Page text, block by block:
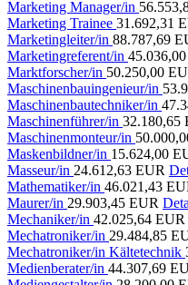
Marketing Manager/in
Marketing Trainee 31.692,31
Marketingleiter/in 88.787,69
Marketingreferent/in
Marktforscher/in 50.250,00
Maschinenbauingenieur/in
Maschinenbautechniker/in
Maschinenführer/in 32.180,65
Maschinenmonteur/in
Maskenbildner/in 15.624,00
Masseur/in 24.612,63 EUR
Mathematiker/in 46.021,43
Maurer/in 29.903,45 EUR
Mechaniker/in 42.025,64 EUR
Mechatroniker/in 29.484,85
Mechatroniker/in Kältetechnik
Medienberater/in 44.307,69